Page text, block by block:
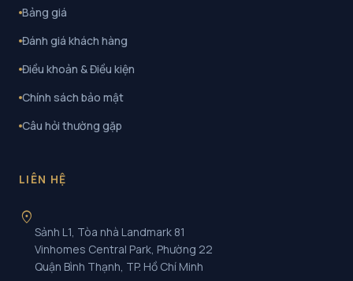
Bảng giá
Đánh giá khách hàng
Điều khoản & Điều kiện
Chính sách bảo mật
Câu hỏi thường gặp
LIÊN HỆ
location_on
Sảnh L1, Tòa nhà Landmark 81
Vinhomes Central Park, Phường 22
Quận Bình Thạnh, TP. Hồ Chí Minh